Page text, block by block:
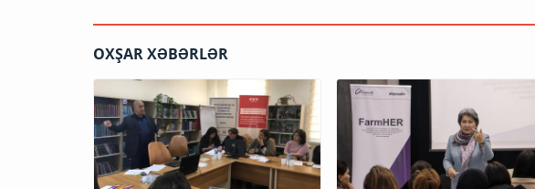
OXŞAR XƏBƏRLƏR